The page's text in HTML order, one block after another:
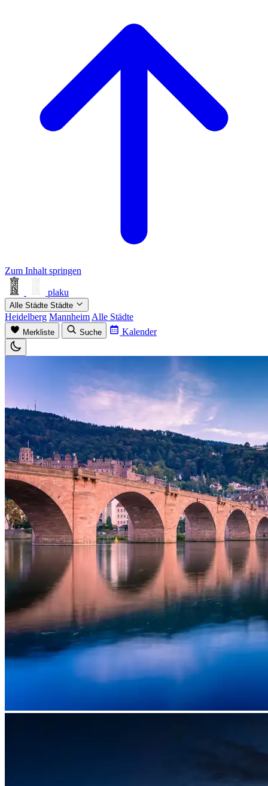
Zum Inhalt springen
plaku
Alle Städte Städte
Heidelberg Mannheim Alle Städte
Merkliste Suche Kalender